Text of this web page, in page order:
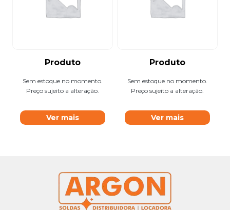
Produto
Sem estoque no momento.
Preço sujeito a alteração.
Ver mais
Produto
Sem estoque no momento.
Preço sujeito a alteração.
Ver mais